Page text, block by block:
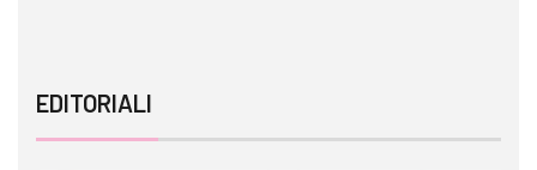
EDITORIALI